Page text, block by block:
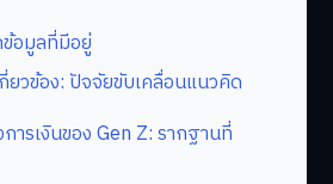
ข้อมูลที่มีอยู่
ยวข้อง: ปัจจัยขับเคลื่อนแนวคิด
ารเงินของ Gen Z: รากฐานที่